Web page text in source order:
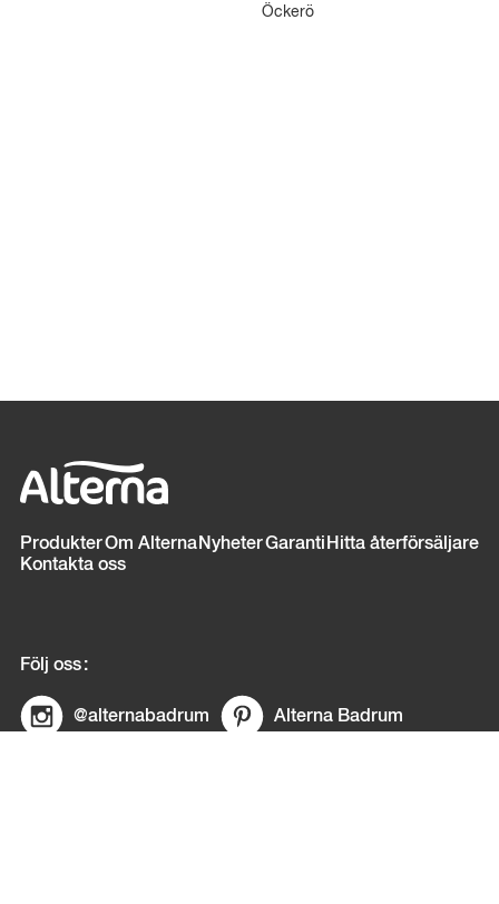
Öckerö
Sidfot
ProdukterOm Alterna NyheterGaranti Hitta återförsäljare
Kontakta oss
Följ oss
@alternabadrum Alterna Badrum